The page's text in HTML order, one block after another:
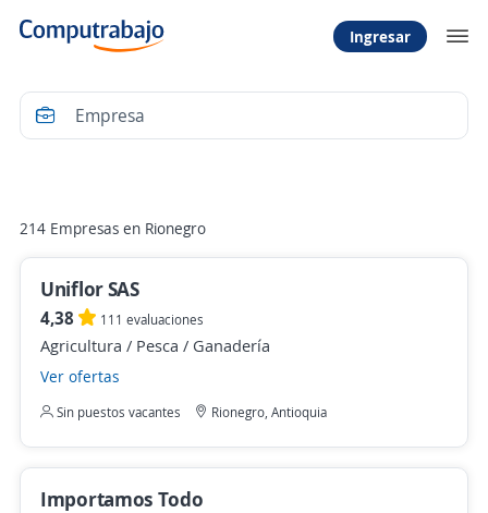
Ingresar
214 Empresas en Rionegro
Uniflor SAS
4,38 111 evaluaciones
Agricultura / Pesca / Ganadería
Ver ofertas
Sin puestos vacantes Rionegro, Antioquia
Importamos Todo